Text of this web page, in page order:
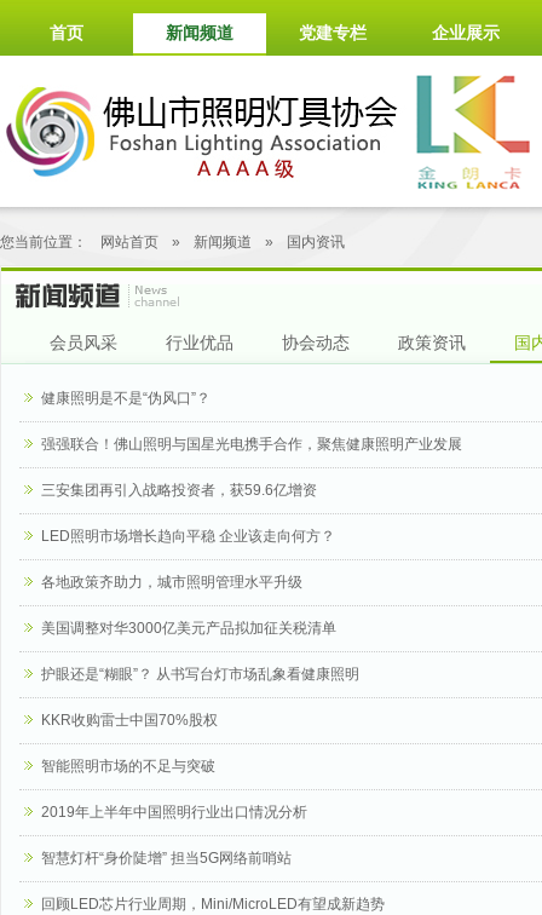
首页 新闻频道 党建专栏 企业展示
您当前位置： 网站首页 » 新闻频道 » 国内资讯
会员风采 行业优品 协会动态 政策资讯 国
健康照明是不是“伪风口”？
强强联合！佛山照明与国星光电携手合作，聚焦健康照明产业发展
三安集团再引入战略投资者，获59.6亿增资
LED照明市场增长趋向平稳 企业该走向何方？
各地政策齐助力，城市照明管理水平升级
美国调整对华3000亿美元产品拟加征关税清单
护眼还是“糊眼”？ 从书写台灯市场乱象看健康照明
KKR收购雷士中国70%股权
智能照明市场的不足与突破
2019年上半年中国照明行业出口情况分析
智慧灯杆“身价陡增” 担当5G网络前哨站
回顾LED芯片行业周期，Mini/MicroLED有望成新趋势